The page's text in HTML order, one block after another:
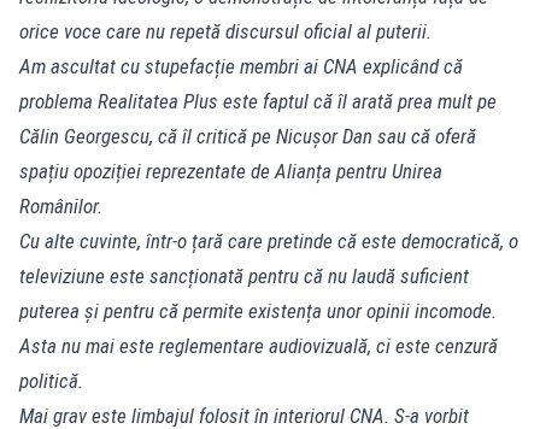
orice voce care nu repetă discursul oficial al puterii.
Am ascultat cu stupefacție membri ai CNA explicând că
problema Realitatea Plus este faptul că îl arată prea mult pe
Călin Georgescu, că îl critică pe Nicușor Dan sau că oferă
spațiu opoziției reprezentate de Alianța pentru Unirea
Românilor.
Cu alte cuvinte, într-o țară care pretinde că este democratică, o
televiziune este sancționată pentru că nu laudă suficient
puterea și pentru că permite existența unor opinii incomode.
Asta nu mai este reglementare audiovizuală, ci este cenzură
politică.
Mai grav este limbajul folosit în interiorul CNA. S-a vorbit